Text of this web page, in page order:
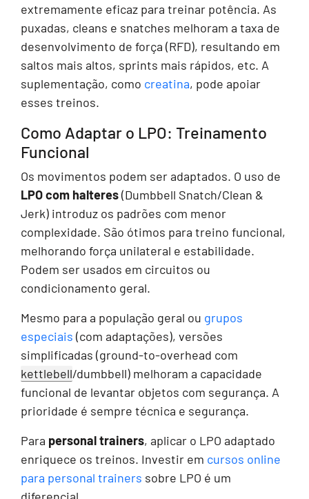
extremamente eficaz para treinar potência. As
puxadas, cleans e snatches melhoram a taxa de
desenvolvimento de força (RFD), resultando em
saltos mais altos, sprints mais rápidos, etc. A
suplementação, como creatina, pode apoiar
esses treinos.
Como Adaptar o LPO: Treinamento
Funcional
Os movimentos podem ser adaptados. O uso de
LPO com halteres(Dumbbell Snatch/Clean &
Jerk) introduz os padrões com menor
complexidade. São ótimos para treino funcional,
melhorando força unilateral e estabilidade.
Podem ser usados em circuitos ou
condicionamento geral.
Mesmo para a população geral ou grupos
especiais (com adaptações), versões
simplificadas (ground-to-overhead com
kettlebell/dumbbell) melhoram a capacidade
funcional de levantar objetos com segurança. A
prioridade é sempre técnica e segurança.
Para personal trainers, aplicar o LPO adaptado
enriquece os treinos. Investir em cursos online
para personal trainers sobre LPO é um